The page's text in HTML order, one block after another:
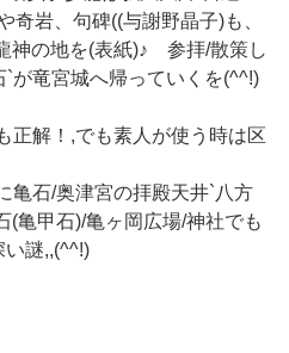
奇岩、句碑((与謝野晶子)も、
神の地を(表紙)♪ 参拝/散策し
`が竜宮城へ帰っていくを(^^!)
正解！,でも素人が使う時は区
亀石/奥津宮の拝殿天井`八方
(亀甲石)/亀ヶ岡広場/神社でも
い謎,,(^^!)